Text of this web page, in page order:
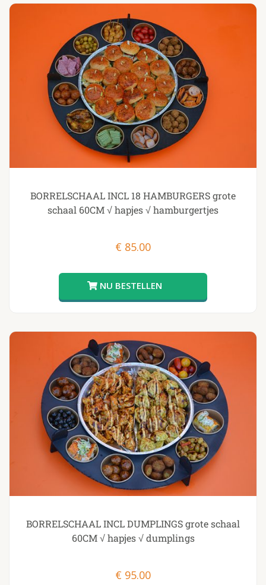
BORRELSCHAAL INCL 18 HAMBURGERS grote
schaal 60CM √ hapjes √ hamburgertjes
€ 85.00
BORRELSCHAAL INCL DUMPLINGS grote schaal
60CM √ hapjes √ dumplings
€ 95.00